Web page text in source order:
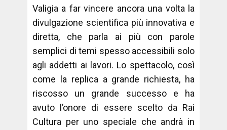
Valigia a far vincere ancora una volta la
divulgazione scientifica più innovativa e
diretta, che parla ai più con parole
semplici di temi spesso accessibili solo
agli addetti ai lavori. Lo spettacolo, così
come la replica a grande richiesta, ha
riscosso un grande successo e ha
avuto l’onore di essere scelto da Rai
Cultura per uno speciale che andrà in